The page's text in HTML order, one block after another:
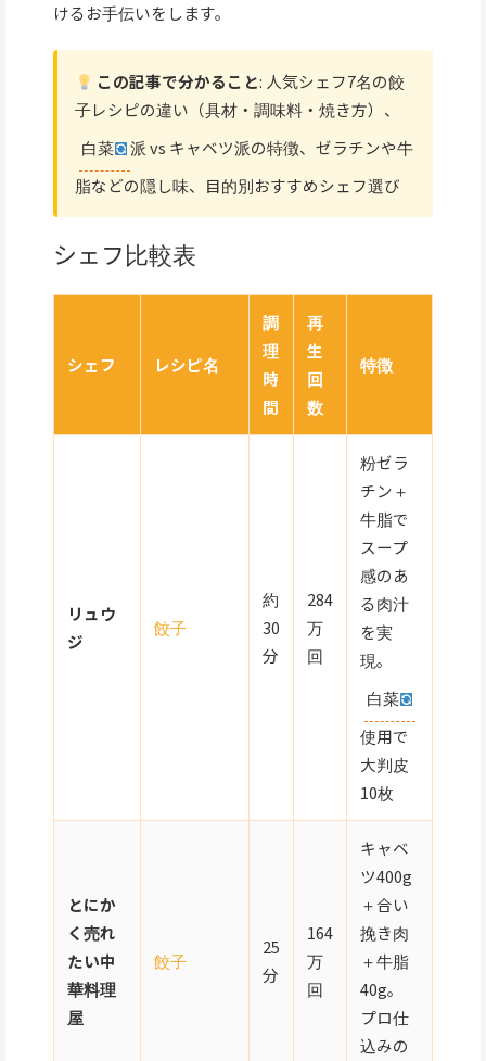
けるお手伝いをします。
この記事で分かること: 人気シェフ7名の餃
子レシピの違い（具材・調味料・焼き方）、
白菜
派 vs キャベツ派の特徴、ゼラチンや牛
脂などの隠し味、目的別おすすめシェフ選び
シェフ比較表
シェフ レシピ名
調
理
時
間
再
生
回
数
特徴
リュウ
ジ
餃子
約
30
分
284
万
回
粉ゼラ
チン＋
牛脂で
スープ
感のあ
る肉汁
を実
現。
白菜
使用で
大判皮
10枚
とにか
く売れ
たい中
華料理
屋
餃子
25
分
164
万
回
キャベ
ツ400g
＋合い
挽き肉
＋牛脂
40g。
プロ仕
込みの